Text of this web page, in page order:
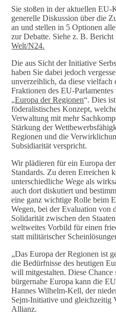
Sie stoßen in der aktuellen EU-
generelle Diskussion über die
an und stellen in 5 Optionen
zur Debatte. Siehe z. B.
Welt/N24.
Die aus Sicht der Initiative
haben Sie dabei jedoch
unverzeihlich, da diese vielfach
Fraktionen des EU-
„Europa der Regionen“. Dies
föderalistisches Konzept,
Verwaltung mit mehr
Stärkung der
Regionen und die
Subsidiarität verspricht.
Wir plädieren für ein Europa
Standards. Zu deren Erreichen
unterschiedliche Wege als
auch dort diskutiert und
eine ganz wichtige Rolle beim
Wegen, bei der Evaluation von
Solidarität zwischen den
weltweites Vorbild für einen
statt militärischer
„Das Europa der Regionen ist
die Bedürfnisse des heutigen
will mitgestalten. Diese
bürgernahe Europa kann die
Hannes Wilhelm-Kell, der
Sejm-Initiative und gleichzeitig
Allianz.